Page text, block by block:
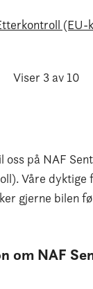
(EU-
Viser 3 av 10
oss på NAF
Våre
gjerne bilen
om NAF